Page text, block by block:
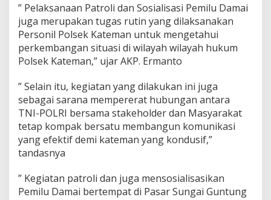
n
a
a
n
K
g
i
a
t
a
n
a
y
” Pelaksanaan Patroli dan Sosialisasi Pemilu Damai
juga merupakan tugas rutin yang dilaksanakan
Personil Polsek Kateman untuk mengetahui
perkembangan situasi di wilayah wilayah hukum
Polsek Kateman,” ujar AKP. Ermanto
” Selain itu, kegiatan yang dilakukan ini juga
sebagai sarana mempererat hubungan antara
TNI-POLRI bersama stakeholder dan Masyarakat
tetap kompak bersatu membangun komunikasi
yang efektif demi kateman yang kondusif,”
tandasnya
” Kegiatan patroli dan juga mensosialisasikan
Pemilu Damai bertempat di Pasar Sungai Guntung